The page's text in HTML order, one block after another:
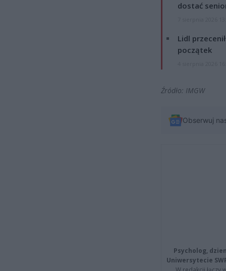
dostać
Lidl
początek
Źródło: IMGW
Obserwuj
Psycholog,
Uniwersytecie